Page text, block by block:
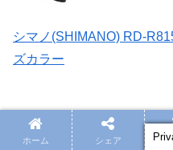
シマノ(SHIMANO) RD-
ズカラー
コラムと関連ニュース
ホーム シェア